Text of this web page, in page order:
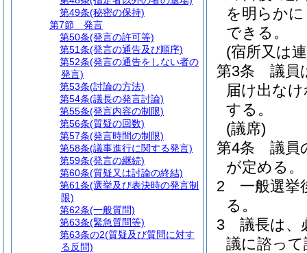
を明らか
できる。
(宿所又は
第3条
議員
届け出な
する。
(議席)
第4条
議員
が定める。
2
一般選挙
る。
3
議長は、
議に諮っ
第49条(秘密の保持)
第7節
発言
第50条(発言の許可等)
第51条(発言の通告及び順序)
第52条(発言の通告をしない者の
発言)
第53条(討論の方法)
第54条(議長の発言討論)
第55条(発言内容の制限)
第56条(質疑の回数)
第57条(発言時間の制限)
第58条(議事進行に関する発言)
第59条(発言の継続)
第60条(質疑又は討論の終結)
第61条(選挙及び表決時の発言制
限)
第62条(一般質問)
第63条(緊急質問等)
第63条の2(質疑及び質問に対す
る反問)